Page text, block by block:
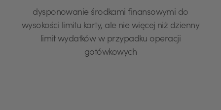
dysponowanie środkami finansowymi do
wysokości limitu karty, ale nie więcej niż dzienny
limit wydatków w przypadku operacji
gotówkowych